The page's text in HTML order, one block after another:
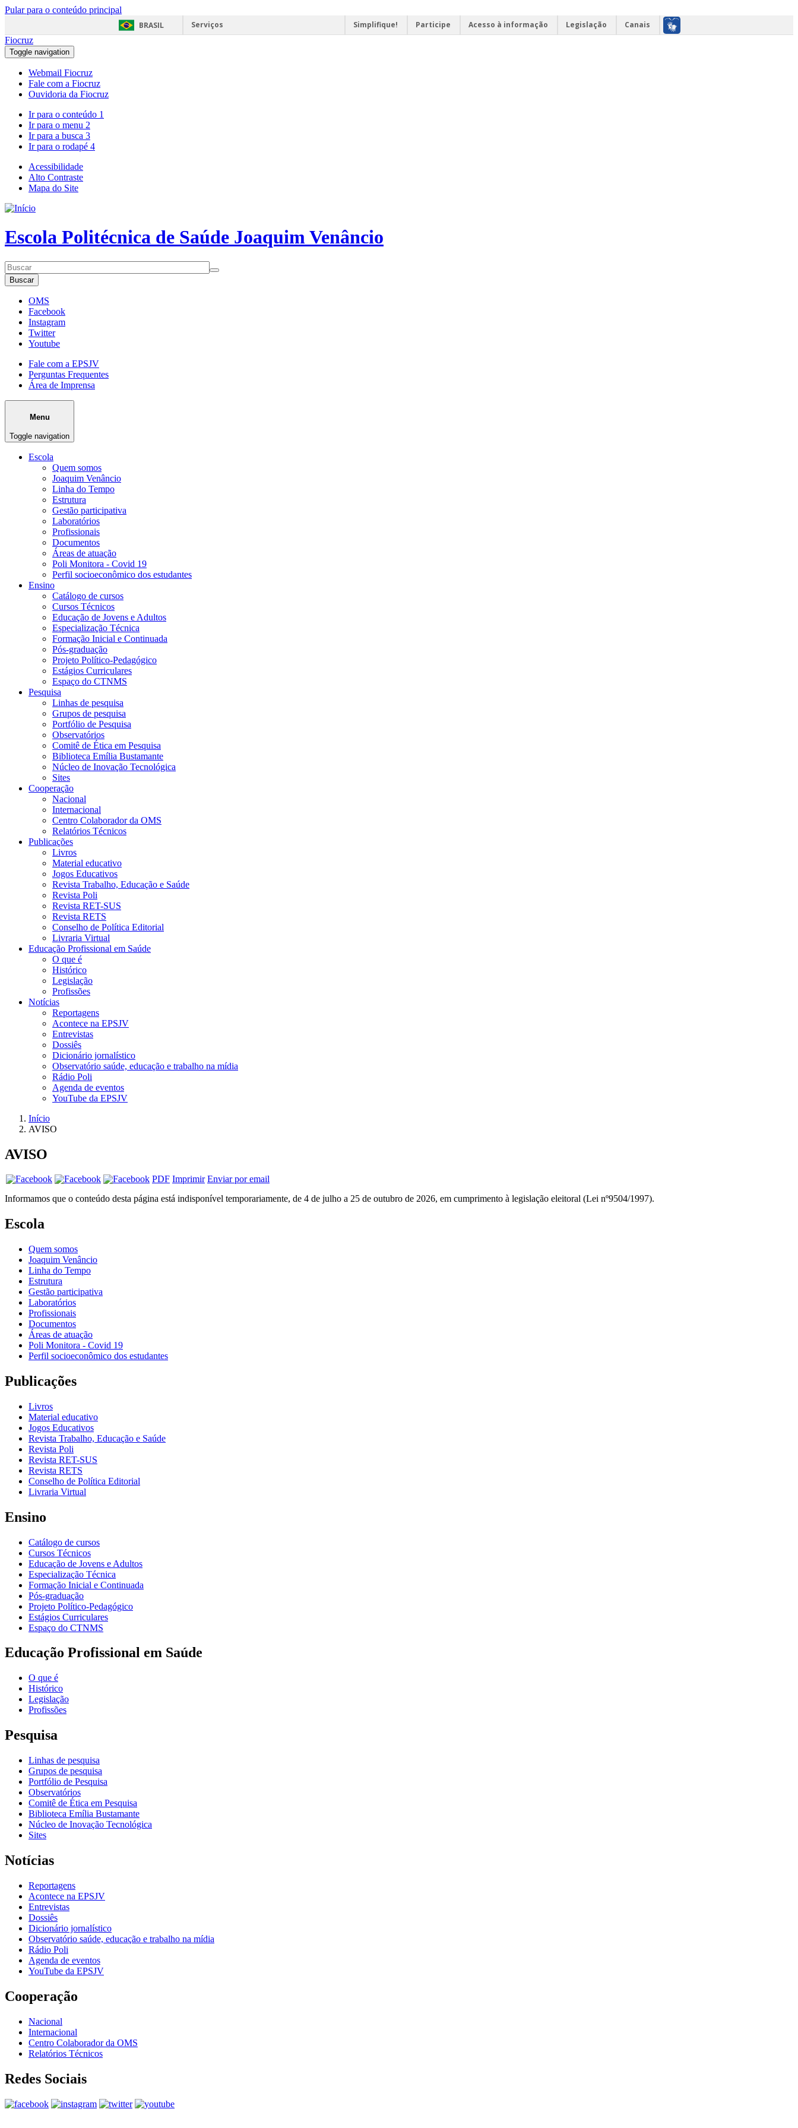
Pular para o conteúdo principal
BRASIL
Serviços Simplifique! Participe Acesso à informação Legislação
Canais
Fiocruz
Toggle navigation
Webmail Fiocruz
Fale com a Fiocruz
Ouvidoria da Fiocruz
Ir para o conteúdo 1
Ir para o menu 2
Ir para a busca 3
Ir para o rodapé 4
Acessibilidade
Alto Contraste
Mapa do Site
Escola Politécnica de Saúde Joaquim Venâncio
Buscar
OMS
Facebook
Instagram
Twitter
Youtube
Fale com a EPSJV
Perguntas Frequentes
Área de Imprensa
Menu
Toggle navigation
Escola
Quem somos
Joaquim Venâncio
Linha do Tempo
Estrutura
Gestão participativa
Laboratórios
Profissionais
Documentos
Áreas de atuação
Poli Monitora - Covid 19
Perfil socioeconômico dos estudantes
Ensino
Catálogo de cursos
Cursos Técnicos
Educação de Jovens e Adultos
Especialização Técnica
Formação Inicial e Continuada
Pós-graduação
Projeto Político-Pedagógico
Estágios Curriculares
Espaço do CTNMS
Pesquisa
Linhas de pesquisa
Grupos de pesquisa
Portfólio de Pesquisa
Observatórios
Comitê de Ética em Pesquisa
Biblioteca Emília Bustamante
Núcleo de Inovação Tecnológica
Sites
Cooperação
Nacional
Internacional
Centro Colaborador da OMS
Relatórios Técnicos
Publicações
Livros
Material educativo
Jogos Educativos
Revista Trabalho, Educação e Saúde
Revista Poli
Revista RET-SUS
Revista RETS
Conselho de Política Editorial
Livraria Virtual
Educação Profissional em Saúde
O que é
Histórico
Legislação
Profissões
Notícias
Reportagens
Acontece na EPSJV
Entrevistas
Dossiês
Dicionário jornalístico
Observatório saúde, educação e trabalho na mídia
Rádio Poli
Agenda de eventos
YouTube da EPSJV
Início
AVISO
AVISO
PDF Imprimir Enviar por email
Informamos que o conteúdo desta página está indisponível temporariamente, de 4 de julho a 25 de outubro de 2026, em cumprimento à legislação eleitoral (Lei nº9504/1997).
Escola
Quem somos
Joaquim Venâncio
Linha do Tempo
Estrutura
Gestão participativa
Laboratórios
Profissionais
Documentos
Áreas de atuação
Poli Monitora - Covid 19
Perfil socioeconômico dos estudantes
Publicações
Livros
Material educativo
Jogos Educativos
Revista Trabalho, Educação e Saúde
Revista Poli
Revista RET-SUS
Revista RETS
Conselho de Política Editorial
Livraria Virtual
Ensino
Catálogo de cursos
Cursos Técnicos
Educação de Jovens e Adultos
Especialização Técnica
Formação Inicial e Continuada
Pós-graduação
Projeto Político-Pedagógico
Estágios Curriculares
Espaço do CTNMS
Educação Profissional em Saúde
O que é
Histórico
Legislação
Profissões
Pesquisa
Linhas de pesquisa
Grupos de pesquisa
Portfólio de Pesquisa
Observatórios
Comitê de Ética em Pesquisa
Biblioteca Emília Bustamante
Núcleo de Inovação Tecnológica
Sites
Notícias
Reportagens
Acontece na EPSJV
Entrevistas
Dossiês
Dicionário jornalístico
Observatório saúde, educação e trabalho na mídia
Rádio Poli
Agenda de eventos
YouTube da EPSJV
Cooperação
Nacional
Internacional
Centro Colaborador da OMS
Relatórios Técnicos
Redes Sociais